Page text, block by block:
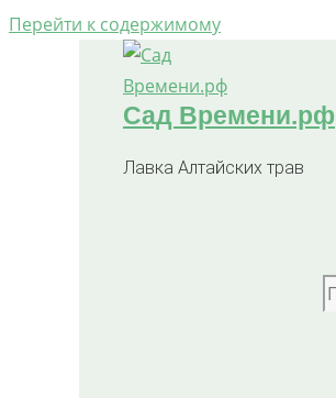
Перейти к содержимому
Сад Времени.рф
Лавка Алтайских трав